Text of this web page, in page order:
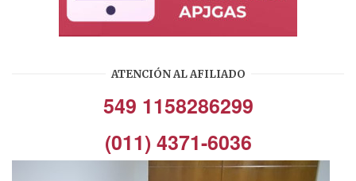
ATENCIÓN AL AFILIADO
549 1158286299
(011) 4371-6036